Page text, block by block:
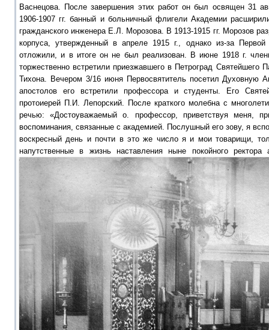
Васнецова. После завершения этих работ он был освящен 31
1906-1907 гг. банный и больничный флигели Академии
гражданского инженера Е.Л. Морозова. В 1913-1915 гг. Морозов
корпуса, утвержденный в апреле 1915 г., однако из-за
отложили, и в итоге он не был реализован. В июне 1918 г.
торжественно встретили приезжавшего в Петроград Святейшего
Тихона. Вечером 3/16 июня Первосвятитель посетил Духовную
апостолов его встретили профессора и студенты. Его
протоиерей П.И. Лепорский. После краткого молебна с
речью: «Достоуважаемый о. профессор, приветствуя меня,
воспоминания, связанные с академией. Послушный его зову, я
воскресный день и почти в это же число я и мои товарищи,
напутственные в жизнь наставления ныне покойного ректора